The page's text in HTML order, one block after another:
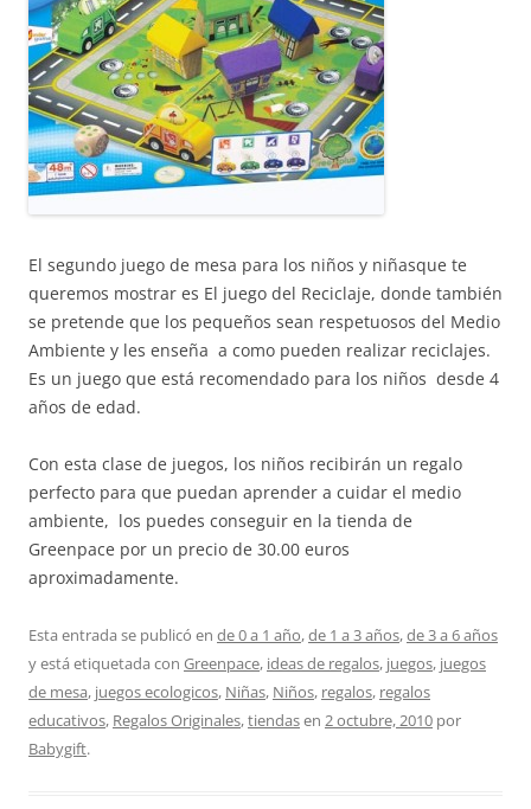
El segundo juego de mesa para los niños y niñasque te
queremos mostrar es El juego del Reciclaje, donde también
se pretende que los pequeños sean respetuosos del Medio
Ambiente y les enseña a como pueden realizar reciclajes.
Es un juego que está recomendado para los niños desde 4
años de edad.
Con esta clase de juegos, los niños recibirán un regalo
perfecto para que puedan aprender a cuidar el medio
ambiente, los puedes conseguir en la tienda de
Greenpace por un precio de 30.00 euros
aproximadamente.
Esta entrada se publicó en de 0 a 1 año,de 1 a 3 años,de 3 a 6 años
y está etiquetada con Greenpace, ideas de regalos, juegos, juegos
de mesa, juegos ecologicos, Niñas, Niños, regalos, regalos
educativos, Regalos Originales,tiendasen 2 octubre, 2010 por
Babygift.